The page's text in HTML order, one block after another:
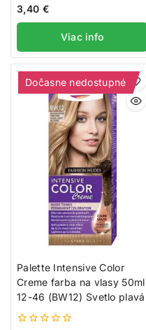
0
z
5
3,40 €
Viac info
Dočasne nedostupné
Palette Intensive Color
Creme farba na vlasy 50ml
12-46 (BW12) Svetlo plavá